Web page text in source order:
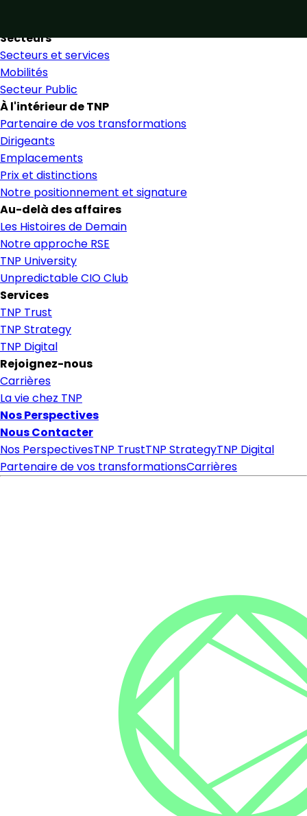
Secteurs
Secteurs et services
Mobilités
Secteur Public
À l'intérieur de TNP
Partenaire de vos transformations
Dirigeants
Emplacements
Prix et distinctions
Notre positionnement et signature
Au-delà des affaires
Les Histoires de Demain
Notre approche RSE
TNP University
Unpredictable CIO Club
Services
TNP Trust
TNP Strategy
TNP Digital
Rejoignez-nous
Carrières
La vie chez TNP
Nos Perspectives
Nous Contacter
Nos PerspectivesTNP TrustTNP StrategyTNP Digital
Partenaire de vos transformationsCarrières